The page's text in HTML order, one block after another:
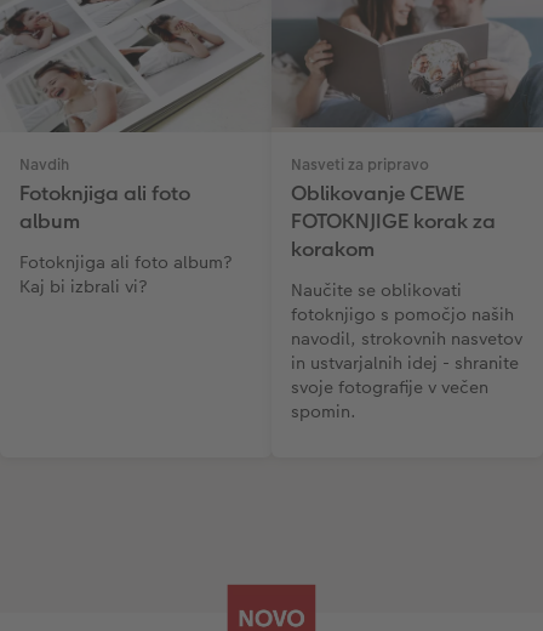
Navdih
Fotoknjiga ali foto
album
Fotoknjiga ali foto album?
Kaj bi izbrali vi?
Nasveti za pripravo
Oblikovanje CEWE
FOTOKNJIGE korak za
korakom
Naučite se oblikovati
fotoknjigo s pomočjo naših
navodil, strokovnih nasvetov
in ustvarjalnih idej - shranite
svoje fotografije v večen
spomin.